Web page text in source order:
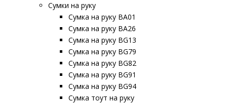
Сумки на руку
Сумка на руку BA01
Сумка на руку BA26
Сумка на руку BG13
Сумка на руку BG79
Сумка на руку BG82
Сумка на руку BG91
Сумка на руку BG94
Сумка тоут на руку